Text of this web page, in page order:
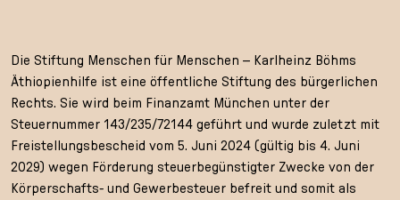
Die Stiftung Menschen für Menschen – Karlheinz Böhms
Äthiopienhilfe ist eine öffentliche Stiftung des bürgerlichen
Rechts. Sie wird beim Finanzamt München unter der
Steuernummer 143/235/72144 geführt und wurde zuletzt mit
Freistellungsbescheid vom 5. Juni 2024 (gültig bis 4. Juni
2029) wegen Förderung steuerbegünstigter Zwecke von der
Körperschafts- und Gewerbesteuer befreit und somit als